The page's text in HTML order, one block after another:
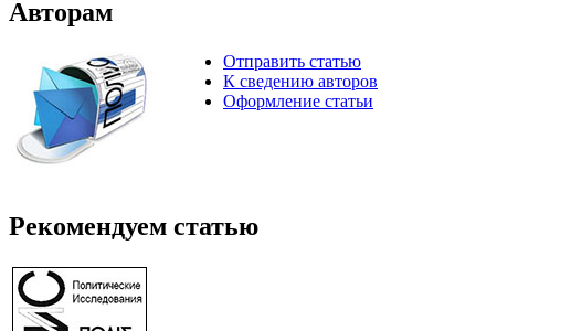
Авторам
Отправить статью
К сведению авторов
Оформление статьи
Рекомендуем статью